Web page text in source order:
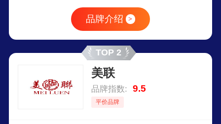
品牌介绍 >
TOP 2
美联
品牌指数: 9.5
平价品牌